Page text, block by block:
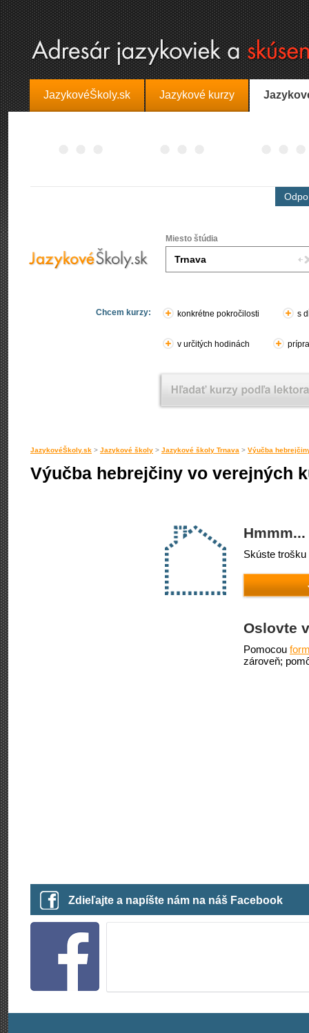
JazykovéŠkoly.sk Jazykové kurzy
Miesto štúdia
Chcem kurzy: konkrétne pokročilosti s
v určitých hodinách
JazykovéŠkoly.sk > Jazykové školy > Jazykové školy Trnava > Výučba
Výučba hebrejčiny vo verejných
Skúste
Oslovte
Pomocou
zároveň;
Zdieľajte a napíšte nám na náš Facebook